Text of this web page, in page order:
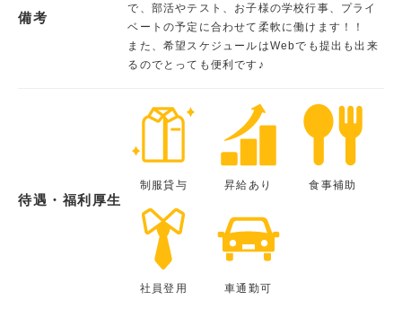
備考
で、部活やテスト、お子様の学校行事、プライ
ベートの予定に合わせて柔軟に働けます！！
また、希望スケジュールはWebでも提出も出来
るのでとっても便利です♪
待遇・福利厚生
制服貸与 昇給あり 食事補助
社員登用 車通勤可